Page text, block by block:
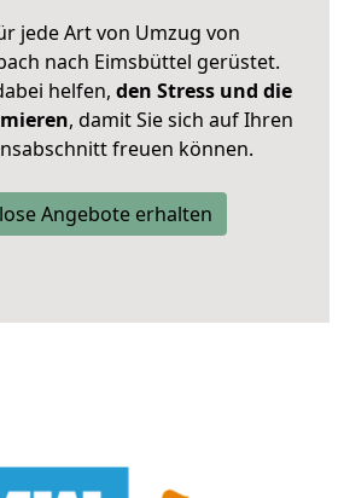
jede Art von Umzug von
nach Eimsbüttel gerüstet.
helfen, den Stress und die
, damit Sie sich auf Ihren
freuen können.
Angebote erhalten